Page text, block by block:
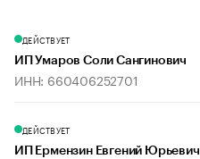
ДЕЙСТВУЕТ
ИП Умаров Соли Сангинович
ИНН: 660406252701
ДЕЙСТВУЕТ
ИП Ермензин Евгений Юрьевич